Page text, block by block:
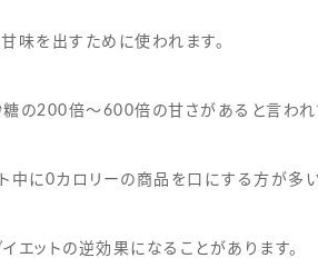
味を出すために使われます。
の200倍〜600倍の甘さがあると言われ
中に0カロリーの商品を口にする方が多
エットの逆効果になることがあります。